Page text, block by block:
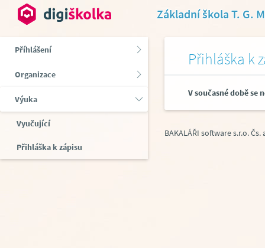
Základní škola T. G.
Příhlášení
Organizace
Výuka
Vyučující
Přihláška k zápisu
Přihláška k
V současné době se
BAKALÁŘI software s.r.o.Čs.